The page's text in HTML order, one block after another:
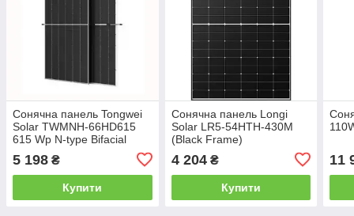
Сонячна панель Tongwei
Solar TWMNH-66HD615
615 Wp N-type Bifacial
5 198 ₴
Купити
Сонячна панель Longi
Solar LR5-54HTH-430M
(Black Frame)
4 204₴
Купити
11